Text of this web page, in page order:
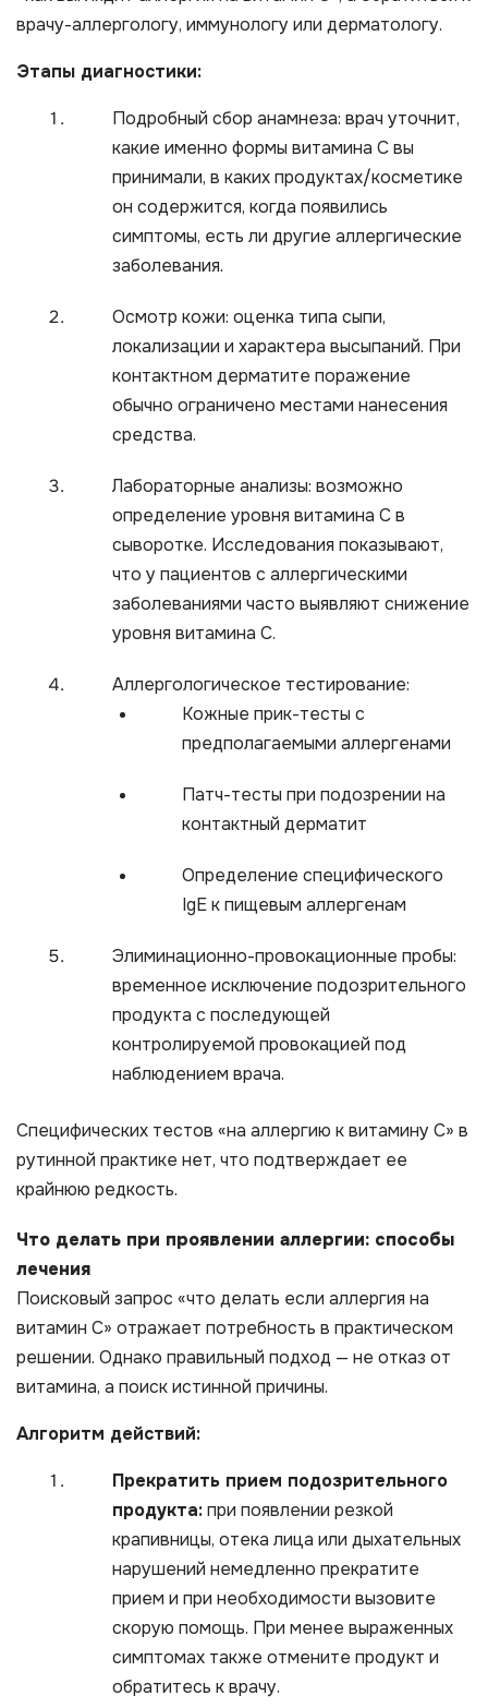
врачу-аллергологу, иммунологу или дерматологу.
Этапы диагностики:
Подробный сбор анамнеза: врач уточнит,
какие именно формы витамина С вы
принимали, в каких продуктах/косметике
он содержится, когда появились
симптомы, есть ли другие аллергические
заболевания.
Осмотр кожи: оценка типа сыпи,
локализации и характера высыпаний. При
контактном дерматите поражение
обычно ограничено местами нанесения
средства.
Лабораторные анализы: возможно
определение уровня витамина С в
сыворотке. Исследования показывают,
что у пациентов с аллергическими
заболеваниями часто выявляют снижение
уровня витамина С.
Аллергологическое тестирование:
Кожные прик-тесты с
предполагаемыми аллергенами
Патч-тесты при подозрении на
контактный дерматит
Определение специфического
IgE к пищевым аллергенам
Элиминационно-провокационные пробы:
временное исключение подозрительного
продукта с последующей
контролируемой провокацией под
наблюдением врача.
Специфических тестов «на аллергию к витамину С» в
рутинной практике нет, что подтверждает ее
крайнюю редкость.
Что делать при проявлении аллергии: способы
лечения
Поисковый запрос «что делать если аллергия на
витамин С» отражает потребность в практическом
решении. Однако правильный подход — не отказ от
витамина, а поиск истинной причины.
Алгоритм действий:
Прекратить прием подозрительного
продукта:при появлении резкой
крапивницы, отека лица или дыхательных
нарушений немедленно прекратите
прием и при необходимости вызовите
скорую помощь. При менее выраженных
симптомах также отмените продукт и
обратитесь к врачу.